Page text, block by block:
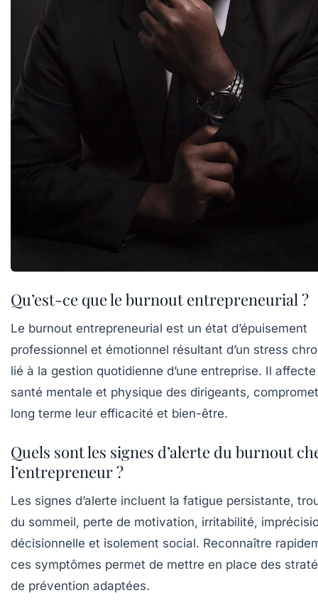
Qu’est-ce que le burnout entrepreneurial ?
Le burnout entrepreneurial est un état d’épuisement
professionnel et émotionnel résultant d’un stress
lié à la gestion quotidienne d’une entreprise. Il
santé mentale et physique des dirigeants,
long terme leur efficacité et bien-être.
Quels sont les signes d’alerte du burnout
l’entrepreneur ?
Les signes d’alerte incluent la fatigue persistante,
du sommeil, perte de motivation, irritabilité,
décisionnelle et isolement social. Reconnaître
ces symptômes permet de mettre en place des
de prévention adaptées.